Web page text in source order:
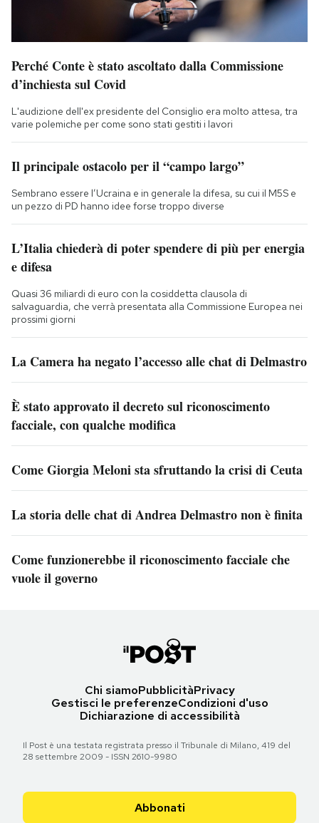
Perché Conte è stato ascoltato dalla Commissione
d’inchiesta sul Covid
L'audizione dell'ex presidente del Consiglio era molto attesa, tra
varie polemiche per come sono stati gestiti i lavori
Il principale ostacolo per il “campo largo”
Sembrano essere l’Ucraina e in generale la difesa, su cui il M5S e
un pezzo di PD hanno idee forse troppo diverse
L’Italia chiederà di poter spendere di più per energia
e difesa
Quasi 36 miliardi di euro con la cosiddetta clausola di
salvaguardia, che verrà presentata alla Commissione Europea nei
prossimi giorni
La Camera ha negato l’accesso alle chat di Delmastro
È stato approvato il decreto sul riconoscimento
facciale, con qualche modifica
Come Giorgia Meloni sta sfruttando la crisi di Ceuta
La storia delle chat di Andrea Delmastro non è finita
Come funzionerebbe il riconoscimento facciale che
vuole il governo
Chi siamoPubblicitàPrivacy
Gestisci le preferenzeCondizioni d'uso
Dichiarazione di accessibilità
Il Post è una testata registrata presso il Tribunale di Milano, 419 del
28 settembre 2009 - ISSN 2610-9980
Abbonati